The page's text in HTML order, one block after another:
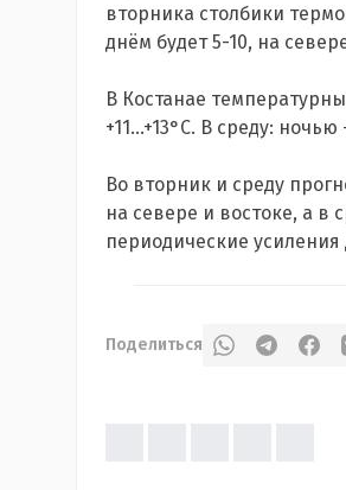
вторника столбики
днём будет 5-10, на
В Костанае
+11…+13°С. В среду:
Во вторник и среду
на севере и востоке, а в
периодические усиления
Поделиться